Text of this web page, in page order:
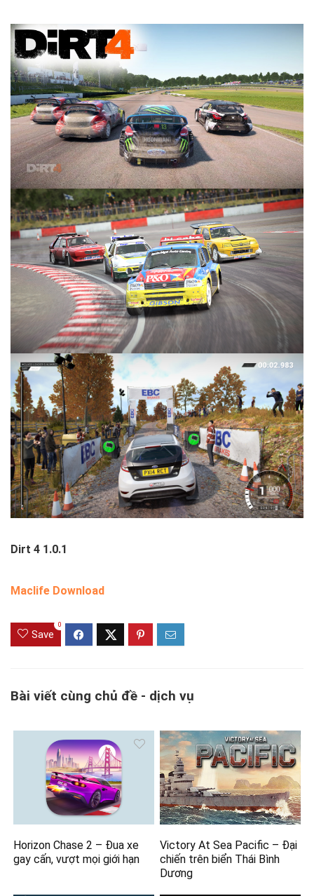
Dirt 4 1.0.1
Maclife Download
Save
0
Bài viết cùng chủ đề - dịch vụ
Horizon Chase 2 – Đua xe
gay cấn, vượt mọi giới hạn
Victory At Sea Pacific – Đại
chiến trên biển Thái Bình
Dương